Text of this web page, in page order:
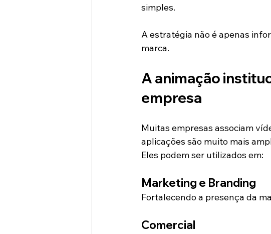
simples.
A estratégia não é apenas
marca.
A animação
empresa
Muitas empresas associam
aplicações são muito mais
Eles podem ser utilizados em:
Marketing e Branding
Fortalecendo a presença da
Comercial